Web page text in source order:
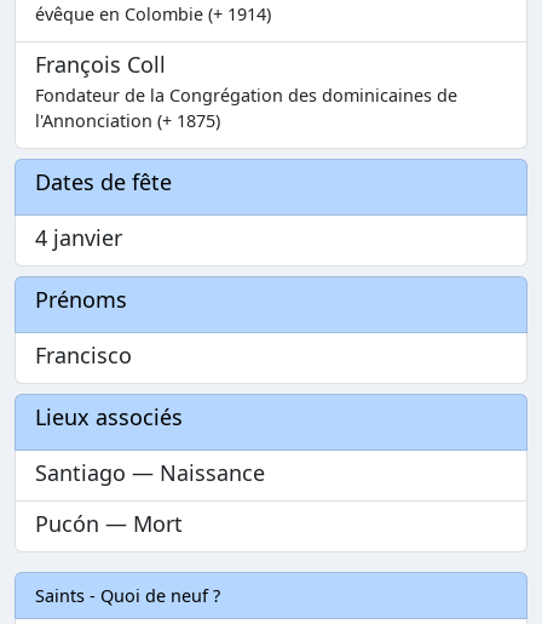
évêque en Colombie (+ 1914)
François Coll
Fondateur de la Congrégation des dominicaines de
l'Annonciation (+ 1875)
Dates de fête
4 janvier
Prénoms
Francisco
Lieux associés
Santiago — Naissance
Pucón — Mort
Saints - Quoi de neuf ?